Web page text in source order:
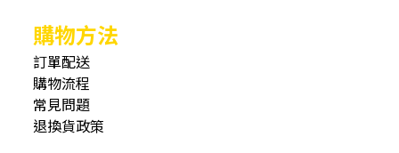
購物方法
訂單配送
購物流程
常見問題
退換貨政策